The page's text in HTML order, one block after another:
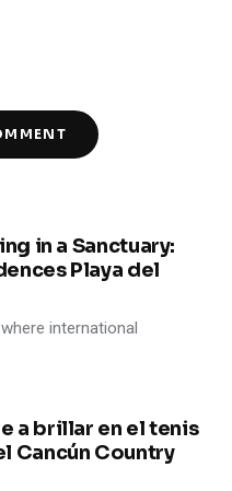
in a Sanctuary:
Playa del
international
a brillar en el tenis
Cancún Country